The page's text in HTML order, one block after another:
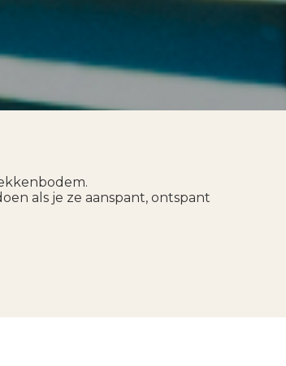
als je ze aanspant, ontspant